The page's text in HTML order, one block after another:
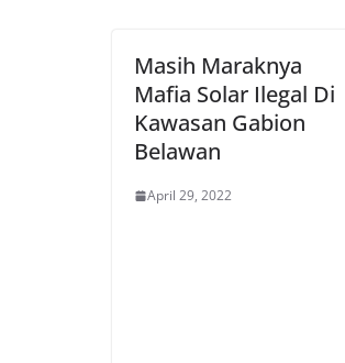
Masih Maraknya
Mafia Solar Ilegal Di
Kawasan Gabion
Belawan
April 29, 2022